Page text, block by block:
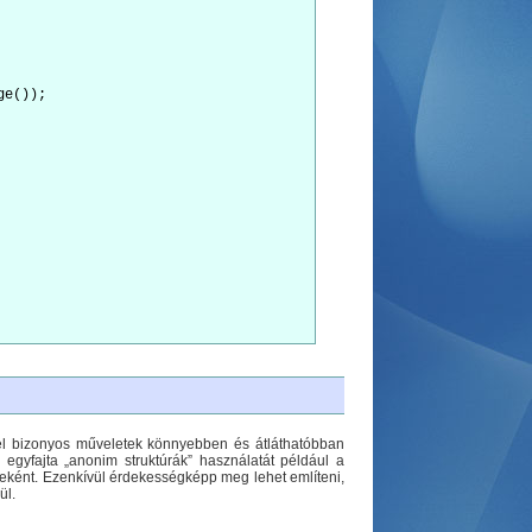
műveletek könnyebben és átláthatóbban
„anonim struktúrák” használatát például a
Ezenkívül érdekességképp meg lehet említeni,